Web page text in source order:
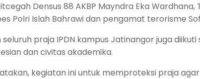
Densus 88 AKBP Mayndra Eka Wardhana,
Polri Islah Bahrawi dan pengamat terorisme
praja IPDN kampus Jatinangor juga
dan civitas akademika.
kegiatan ini untuk memproteksi praja